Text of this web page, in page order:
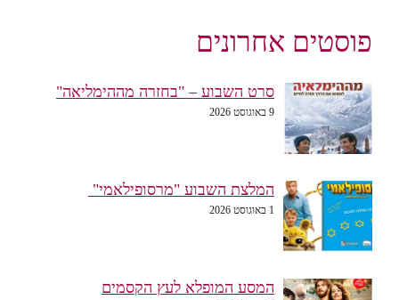
פוסטים אחרונים
סרט השבוע – "בחזרה מההימליאה"
9 באוגוסט 2026
המלצת השבוע "מרסופילאמי"
1 באוגוסט 2026
המסע המופלא לעץ הקסמים